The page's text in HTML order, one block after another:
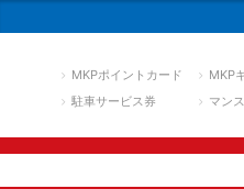
MKPポイントカード
MKP
駐車サービス券
マン